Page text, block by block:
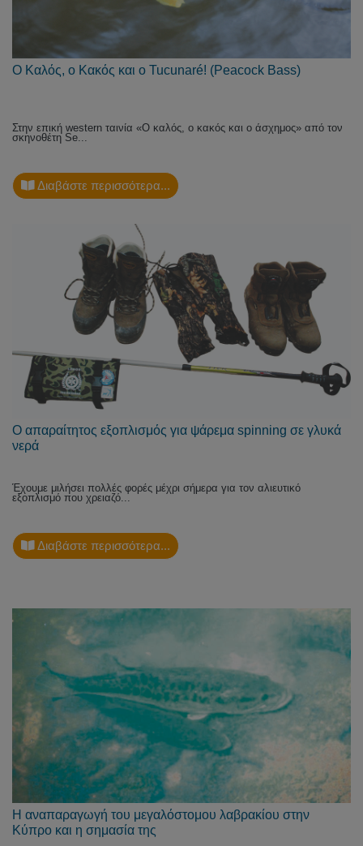
Ο Καλός, ο Κακός και ο Tucunaré! (Peacock Bass)
Στην επική western ταινία «Ο καλός, ο κακός και ο άσχημος» από τον
σκηνοθέτη Se...
Διαβάστε περισσότερα...
Ο απαραίτητος εξοπλισμός για ψάρεμα spinning σε γλυκά
νερά
Έχουμε μιλήσει πολλές φορές μέχρι σήμερα για τον αλιευτικό
εξοπλισμό που χρειαζό...
Διαβάστε περισσότερα...
Η αναπαραγωγή του μεγαλόστομου λαβρακίου στην
Κύπρο και η σημασία της